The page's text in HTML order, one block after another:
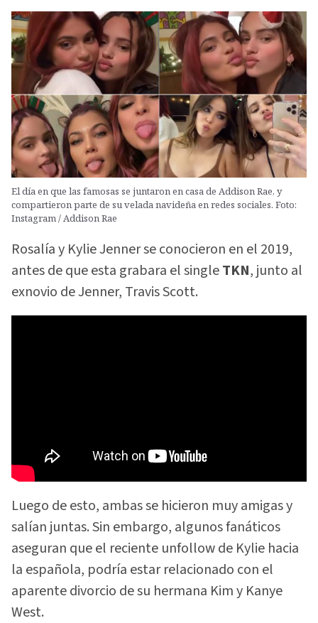
El día en que las famosas se juntaron en casa de Addison Rae, y
compartieron parte de su velada navideña en redes sociales. Foto:
Instagram / Addison Rae
Rosalía y Kylie Jenner se conocieron en el 2019,
antes de que esta grabara el singleTKN, junto al
exnovio de Jenner, Travis Scott.
Luego de esto, ambas se hicieron muy amigas y
salían juntas. Sin embargo, algunos fanáticos
aseguran que el reciente unfollow de Kylie hacia
la española, podría estar relacionado con el
aparente divorcio de su hermana Kim y Kanye
West.